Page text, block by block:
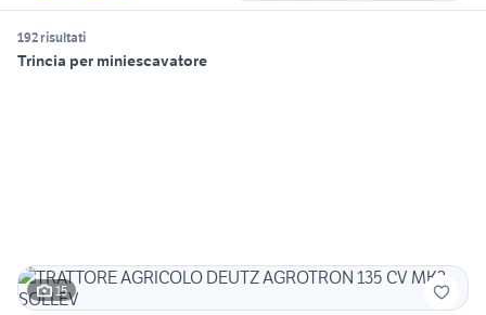
192 risultati
Trincia per miniescavatore
15